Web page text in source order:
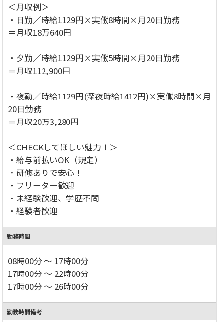
＜月収例＞
・日勤／時給1129円×実働8時間×月20日勤務
＝月収18万640円
・夕勤／時給1129円×実働5時間×月20日勤務
＝月収112,900円
・夜勤／時給1129円(深夜時給1412円)×実働8時間×月
20日勤務
＝月収20万3,280円
＜CHECKしてほしい魅力！＞
・給与前払いOK（規定）
・研修ありで安心！
・フリーター歓迎
・未経験歓迎、学歴不問
・経験者歓迎
勤務時間
08時00分 ～ 17時00分
17時00分 ～ 22時00分
17時00分 ～ 26時00分
勤務時間備考